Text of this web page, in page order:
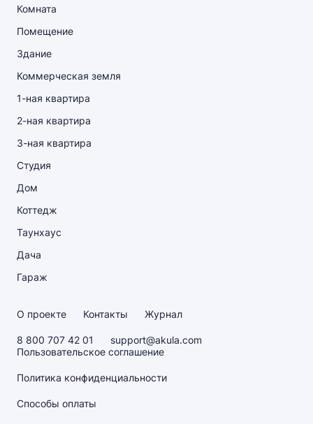
Комната
Помещение
Здание
Коммерческая земля
1-ная квартира
2-ная квартира
3-ная квартира
Студия
Дом
Коттедж
Таунхаус
Дача
Гараж
О проекте Контакты Журнал
8 800 707 42 01
support@akula.com
Пользовательское соглашение
Политика конфиденциальности
Способы оплаты